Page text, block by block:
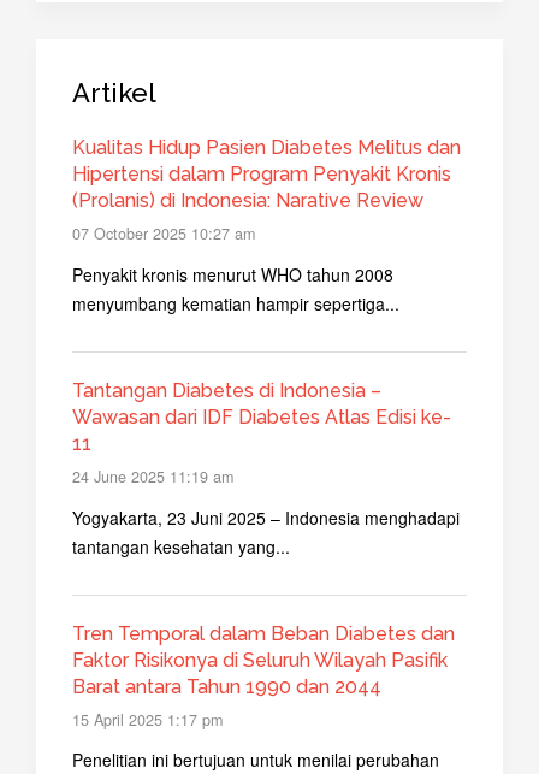
Artikel
Kualitas Hidup Pasien Diabetes Melitus dan
Hipertensi dalam Program Penyakit Kronis
(Prolanis) di Indonesia: Narative Review
07 October 2025 10:27 am
Penyakit kronis menurut WHO tahun 2008
menyumbang kematian hampir sepertiga...
Tantangan Diabetes di Indonesia –
Wawasan dari IDF Diabetes Atlas Edisi ke-
11
24 June 2025 11:19 am
Yogyakarta, 23 Juni 2025 – Indonesia menghadapi
tantangan kesehatan yang...
Tren Temporal dalam Beban Diabetes dan
Faktor Risikonya di Seluruh Wilayah Pasifik
Barat antara Tahun 1990 dan 2044
15 April 2025 1:17 pm
Penelitian ini bertujuan untuk menilai perubahan